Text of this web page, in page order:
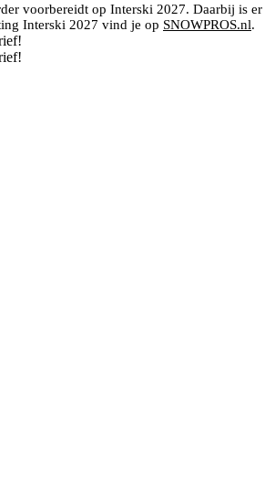
voorbereidt op Interski 2027. Daarbij is
Interski 2027 vind je op SNOWPROS.nl.